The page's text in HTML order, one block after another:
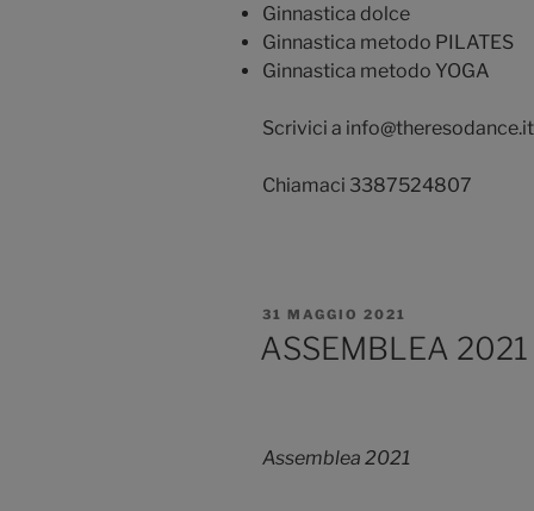
Ginnastica dolce
Ginnastica metodo PILATES
Ginnastica metodo YOGA
Scrivici a info@theresodance.it
Chiamaci 3387524807
PUBBLICATO
31 MAGGIO 2021
ASSEMBLEA 2021
Assemblea 2021